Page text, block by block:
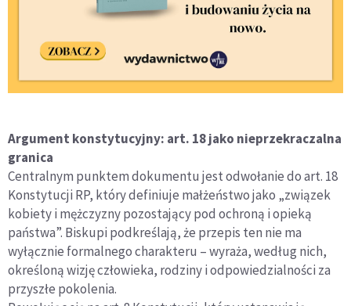
Argument konstytucyjny: art. 18 jako nieprzekraczalna
granica
Centralnym punktem dokumentu jest odwołanie do art. 18
Konstytucji RP, który definiuje małżeństwo jako „związek
kobiety i mężczyzny pozostający pod ochroną i opieką
państwa”. Biskupi podkreślają, że przepis ten nie ma
wyłącznie formalnego charakteru – wyraża, według nich,
określoną wizję człowieka, rodziny i odpowiedzialności za
przyszłe pokolenia.